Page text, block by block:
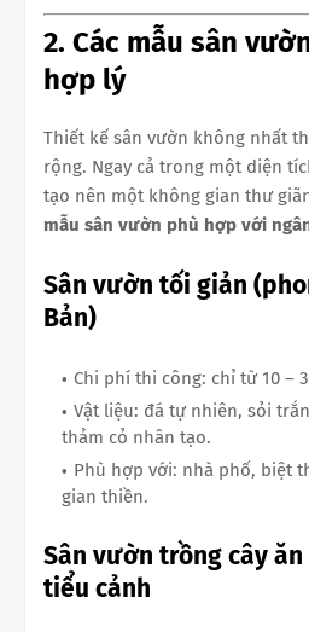
2. Các mẫu sân
hợp lý
Thiết kế sân vườn không nhất
rộng. Ngay cả trong một diện
tạo nên một không gian thư
mẫu sân vườn phù hợp với
Sân vườn tối giản
Bản)
Chi phí thi công: chỉ từ 10 –
Vật liệu: đá tự nhiên, sỏi
thảm cỏ nhân tạo.
Phù hợp với: nhà phố, biệt
gian thiền.
Sân vườn trồng cây
tiểu cảnh